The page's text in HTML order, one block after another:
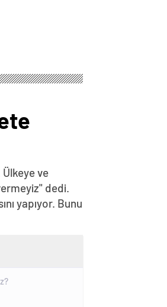
Ülkeye ve
dedi.
yapıyor. Bunu